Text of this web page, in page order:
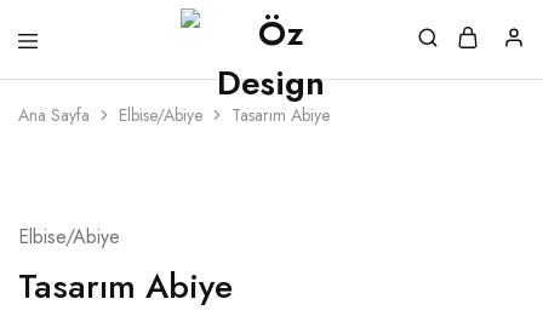
Ana Sayfa Elbise/Abiye Tasarım Abiye
Elbise/Abiye
Tasarım Abiye